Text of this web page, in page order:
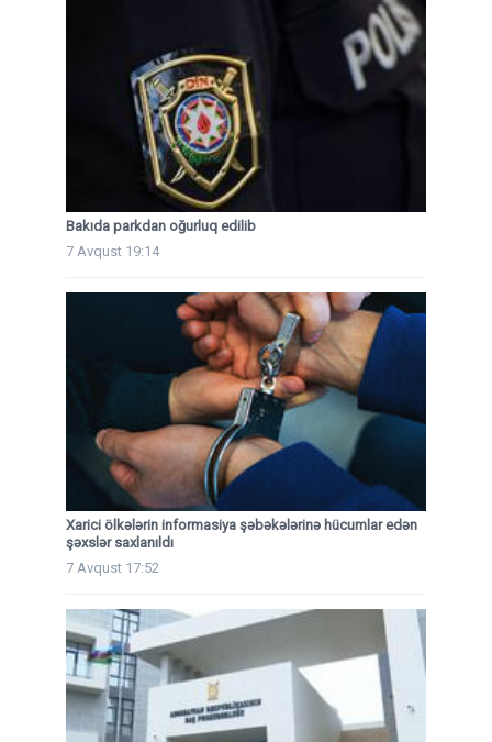
Bakıda parkdan oğurluq edilib
7 Avqust 19:14
Xarici ölkələrin informasiya şəbəkələrinə hücumlar edən
şəxslər saxlanıldı
7 Avqust 17:52